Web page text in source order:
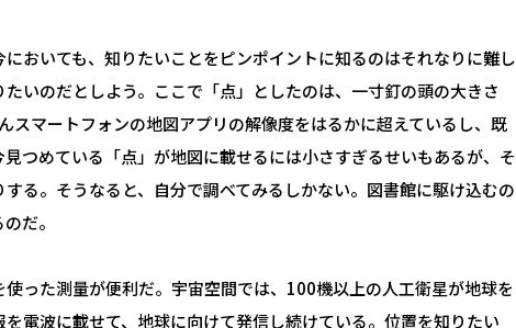
おいても、知りたいことをピンポイントに知るのはそれなりに難し
いのだとしよう。ここで「点」としたのは、一寸釘の頭の大きさ
スマートフォンの地図アプリの解像度をはるかに超えているし、既
つめている「点」が地図に載せるには小さすぎるせいもあるが、そ
る。そうなると、自分で調べてみるしかない。図書館に駆け込むの
だ。
った測量が便利だ。宇宙空間では、100機以上の人工衛星が地球を
電波に載せて、地球に向けて発信し続けている。位置を知りたい